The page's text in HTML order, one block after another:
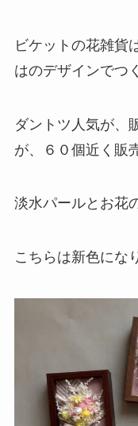
ビケットの花雑貨
はのデザインでつ
ダントツ人気が、
が、６０個近く販
淡水パールとお花
こちらは新色にな